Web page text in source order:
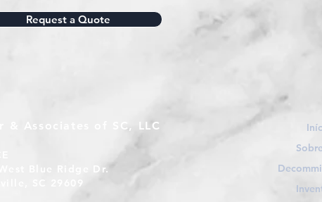
Request a Quote
& Associates of SC, LLC
West Blue Ridge Dr.
SC 29609